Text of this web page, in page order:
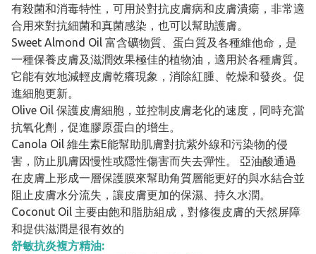
有殺菌和消毒特性，可用於對抗皮膚病和皮膚潰瘍，非常適
合用來對抗細菌和真菌感染，也可以幫助護膚。
Sweet Almond Oil 富含礦物質、蛋白質及各種維他命，是
一種保養皮膚及滋潤效果極佳的植物油，適用於各種膚質。
它能有效地減輕皮膚乾癢現象，消除紅腫、乾燥和發炎。促
進細胞更新。
Olive Oil 保護皮膚細胞，並控制皮膚老化的速度，同時充當
抗氧化劑，促進膠原蛋白的增生。
Canola Oil 維生素E能幫助肌膚對抗紫外線和污染物的侵
害，防止肌膚因慢性或隱性傷害而失去彈性。 亞油酸通過
在皮膚上形成一層保護膜來幫助角質層能更好的與水結合並
阻止皮膚水分流失，讓皮膚更加的保濕、持久水潤。
Coconut Oil 主要由飽和脂肪組成，對修復皮膚的天然屏障
和提供滋潤是很有效的
舒敏抗炎複方精油: